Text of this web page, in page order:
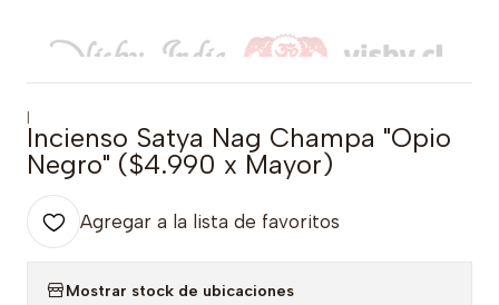
|
Incienso Satya Nag Champa "Opio
Negro" ($4.990 x Mayor)
Agregar a la lista de favoritos
Mostrar stock de ubicaciones